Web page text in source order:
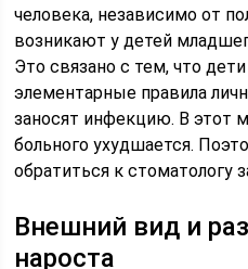
человека, независимо от
возникают у детей
Это связано с тем, что
элементарные правила
заносят инфекцию. В этот
больного ухудшается.
обратиться к стоматологу
Внешний вид и
нароста